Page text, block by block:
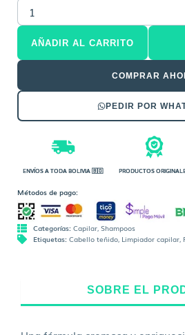
era:
Bs.59,00.
es:
Bs.47,50.
ELVIVE
Color-
Vive
Shampoo
cantidad
AÑADIR AL CARRITO
COMPRAR
PEDIR POR
ENVÍOS A TODA BOLIVIA 🇧🇴 PRODUCTOS
Métodos de pago:
Categorías: Capilar, Shampoos
Etiquetas: Cabello teñido, Limpiador capilar,
SOBRE EL